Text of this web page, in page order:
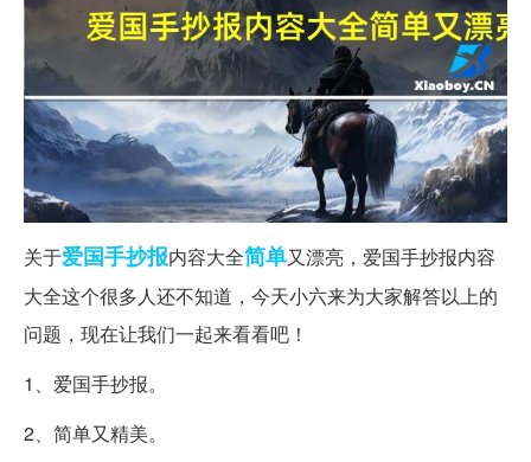
关于爱国手抄报内容大全简单又漂亮，爱国手抄报内容
大全这个很多人还不知道，今天小六来为大家解答以上的
问题，现在让我们一起来看看吧！
1、爱国手抄报。
2、简单又精美。